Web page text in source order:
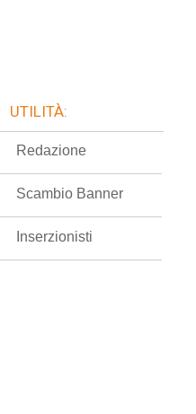
UTILITÀ:
Redazione
Scambio Banner
Inserzionisti